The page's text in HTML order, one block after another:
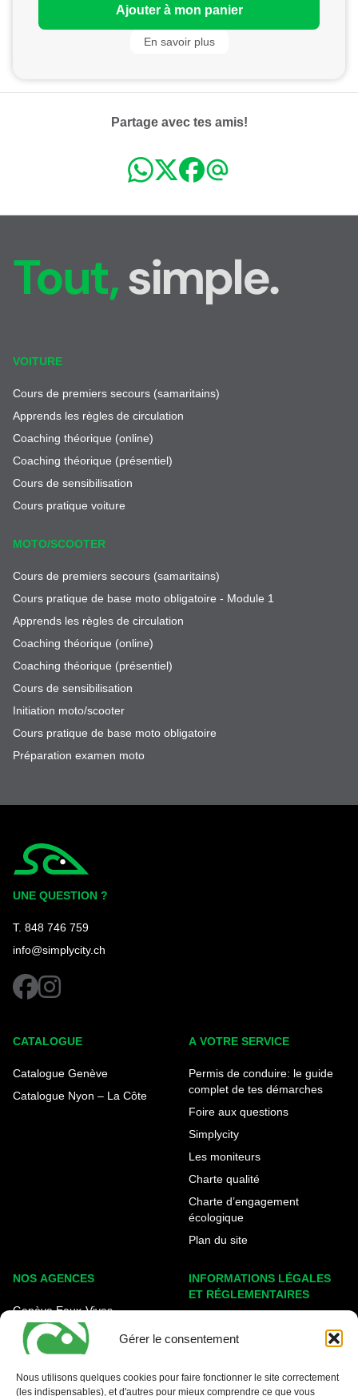
Gérer le consentement
Nous utilisons quelques cookies pour faire fonctionner le site correctement
(les indispensables), et d'autres pour mieux comprendre ce que vous
Ajouter à mon panier
En savoir plus
Partage avec tes amis!
Tout,simple.
VOITURE
Cours de premiers secours (samaritains)
Apprends les règles de circulation
Coaching théorique (online)
Coaching théorique (présentiel)
Cours de sensibilisation
Cours pratique voiture
MOTO/SCOOTER
Cours de premiers secours (samaritains)
Cours pratique de base moto obligatoire - Module 1
Apprends les règles de circulation
Coaching théorique (online)
Coaching théorique (présentiel)
Cours de sensibilisation
Initiation moto/scooter
Cours pratique de base moto obligatoire
Préparation examen moto
UNE QUESTION ?
T. 848 746 759
info@simplycity.ch
facebookinstagram
CATALOGUE
Catalogue Genève
Catalogue Nyon – La Côte
A VOTRE SERVICE
Permis de conduire: le guide
complet de tes démarches
Foire aux questions
Simplycity
Les moniteurs
Charte qualité
Charte d’engagement
écologique
Plan du site
NOS AGENCES
Genève Eaux-Vives
Carouge - Rondeau
Nyon - La Côte
INFORMATIONS LÉGALES
ET RÉGLEMENTAIRES
Protection des données